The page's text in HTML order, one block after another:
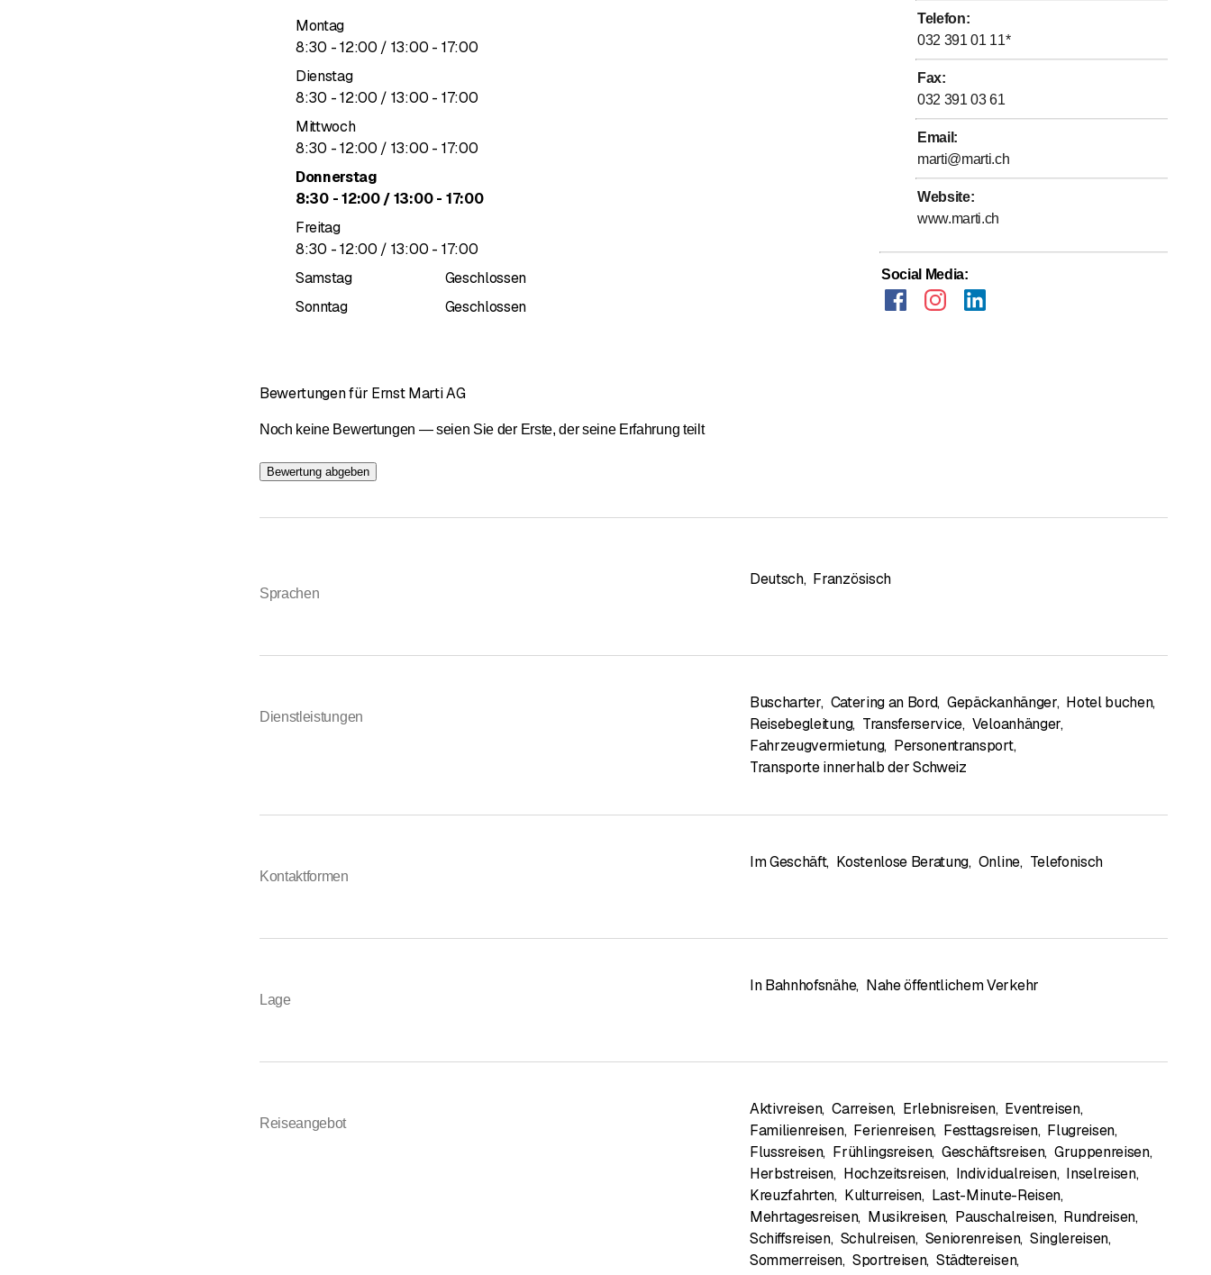
Montag
8:30 - bis
12:00 / 13:00 - bis
17:00
Dienstag
8:30 - bis
12:00 / 13:00 - bis
17:00
Mittwoch
8:30 - bis
12:00 / 13:00 - bis
17:00
Donnerstag
8:30 - bis
12:00/ 13:00 - bis
17:00
Freitag
8:30 - bis
12:00 / 13:00 - bis
17:00
Samstag
Geschlossen
Sonntag
Geschlossen
Telefon:
032 391 01 11*
Fax:
032 391 03 61
Email :
marti@marti.ch
Website:
www.marti.ch
Social Media:
Bewertungen für Ernst Marti AG
Noch keine Bewertungen — seien Sie der Erste, der seine Erfahrung teilt
Bewertung abgeben
Sprachen
Deutsch, Französisch
Dienstleistungen
Buscharter, Catering an Bord, Gepäckanhänger, Hotel buchen,
Reisebegleitung, Transferservice, Veloanhänger,
Fahrzeugvermietung, Personentransport,
Transporte innerhalb der Schweiz
Kontaktformen
Im Geschäft, Kostenlose Beratung, Online, Telefonisch
Lage
In Bahnhofsnähe, Nahe öffentlichem Verkehr
Reiseangebot
Aktivreisen, Carreisen, Erlebnisreisen, Eventreisen,
Familienreisen, Ferienreisen, Festtagsreisen, Flugreisen,
Flussreisen, Frühlingsreisen, Geschäftsreisen, Gruppenreisen,
Herbstreisen, Hochzeitsreisen, Individualreisen, Inselreisen,
Kreuzfahrten, Kulturreisen, Last-Minute-Reisen,
Mehrtagesreisen, Musikreisen, Pauschalreisen, Rundreisen,
Schiffsreisen, Schulreisen, Seniorenreisen, Singlereisen,
Sommerreisen, Sportreisen, Städtereisen,